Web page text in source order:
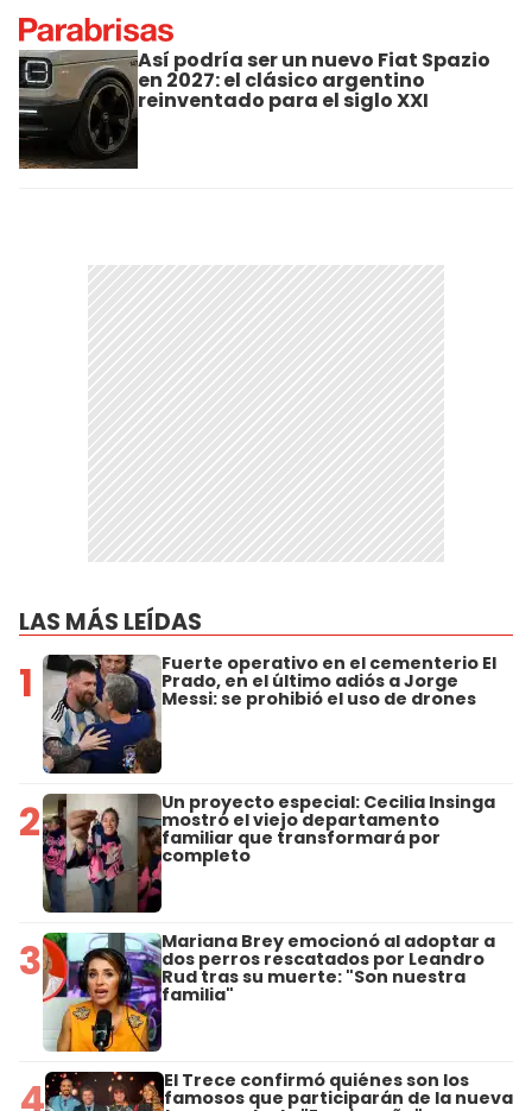
Así podría ser un nuevo Fiat Spazio
en 2027: el clásico argentino
reinventado para el siglo XXI
LAS MÁS LEÍDAS
1 Fuerte operativo en el cementerio El
Prado, en el último adiós a Jorge
Messi: se prohibió el uso de drones
2 Un proyecto especial: Cecilia Insinga
mostró el viejo departamento
familiar que transformará por
completo
3 Mariana Brey emocionó al adoptar a
dos perros rescatados por Leandro
Rud tras su muerte: "Son nuestra
familia"
4 El Trece confirmó quiénes son los
famosos que participarán de la nueva